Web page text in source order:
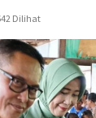
Dilihat